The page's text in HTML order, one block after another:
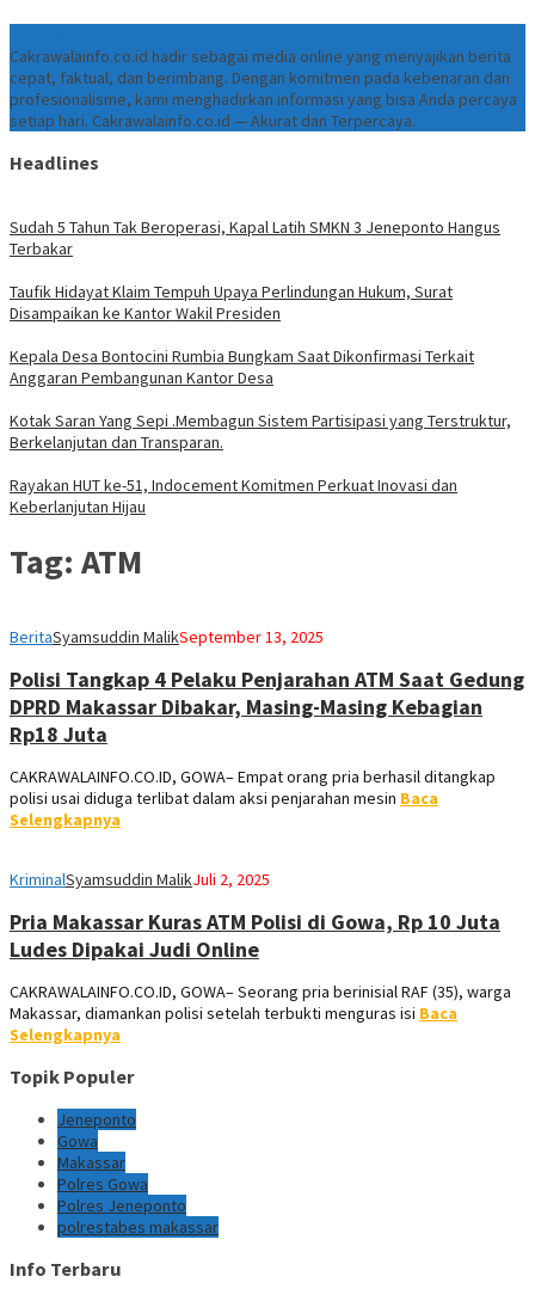
Cakrawalainfo.co.id hadir sebagai media online yang menyajikan berita
cepat, faktual, dan berimbang. Dengan komitmen pada kebenaran dan
profesionalisme, kami menghadirkan informasi yang bisa Anda percaya
setiap hari. Cakrawalainfo.co.id — Akurat dan Terpercaya.
Headlines
Sudah 5 Tahun Tak Beroperasi, Kapal Latih SMKN 3 Jeneponto Hangus
Terbakar
Taufik Hidayat Klaim Tempuh Upaya Perlindungan Hukum, Surat
Disampaikan ke Kantor Wakil Presiden
Kepala Desa Bontocini Rumbia Bungkam Saat Dikonfirmasi Terkait
Anggaran Pembangunan Kantor Desa
Kotak Saran Yang Sepi .Membagun Sistem Partisipasi yang Terstruktur,
Berkelanjutan dan Transparan.
Rayakan HUT ke-51, Indocement Komitmen Perkuat Inovasi dan
Keberlanjutan Hijau
Tag: ATM
BeritaSyamsuddin MalikSeptember 13, 2025
Polisi Tangkap 4 Pelaku Penjarahan ATM Saat Gedung
DPRD Makassar Dibakar, Masing-Masing Kebagian
Rp18 Juta
CAKRAWALAINFO.CO.ID, GOWA– Empat orang pria berhasil ditangkap
polisi usai diduga terlibat dalam aksi penjarahan mesin Baca
Selengkapnya
KriminalSyamsuddin MalikJuli 2, 2025
Pria Makassar Kuras ATM Polisi di Gowa, Rp 10 Juta
Ludes Dipakai Judi Online
CAKRAWALAINFO.CO.ID, GOWA– Seorang pria berinisial RAF (35), warga
Makassar, diamankan polisi setelah terbukti menguras isi Baca
Selengkapnya
Topik Populer
Jeneponto
Gowa
Makassar
Polres Gowa
Polres Jeneponto
polrestabes makassar
Info Terbaru